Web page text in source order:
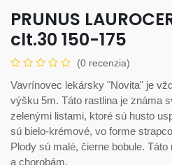
PRUNUS
clt.30 150-175
(0 recenzia)
Vavrínovec lekársky "Novita" je
výšku 5m. Táto rastlina je známa
zelenými listami, ktoré sú husto
sú bielo-krémové, vo forme
Plody sú malé, čierne bobule.
a chorobám.